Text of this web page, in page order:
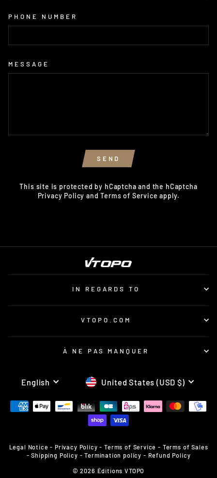
PHONE NUMBER
MESSAGE
SEND
This site is protected by hCaptcha and the hCaptcha
Privacy Policy andTerms of Service apply.
IN REGARDS TO
VTOPO.COM
À NE PAS MANQUER
LANGUAGE
English CURRENCY
United States (USD $)
Legal Notice - Privacy Policy -Terms of Service - Terms of Sales
-Shipping Policy -Termination policy - Refund Policy
© 2026 Éditions VTOPO